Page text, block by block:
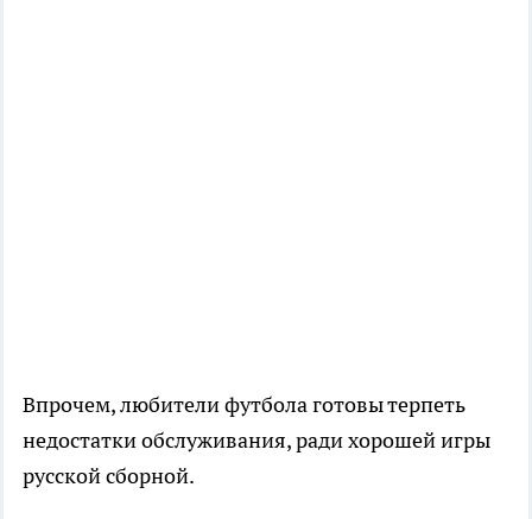
Впрочем, любители футбола готовы терпеть
недостатки обслуживания, ради хорошей игры
русской сборной.